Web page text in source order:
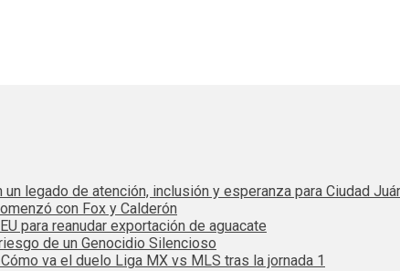
legado de atención, inclusión y esperanza para Ciudad
con Fox y Calderón
para reanudar exportación de aguacate
de un Genocidio Silencioso
va el duelo Liga MX vs MLS tras la jornada 1